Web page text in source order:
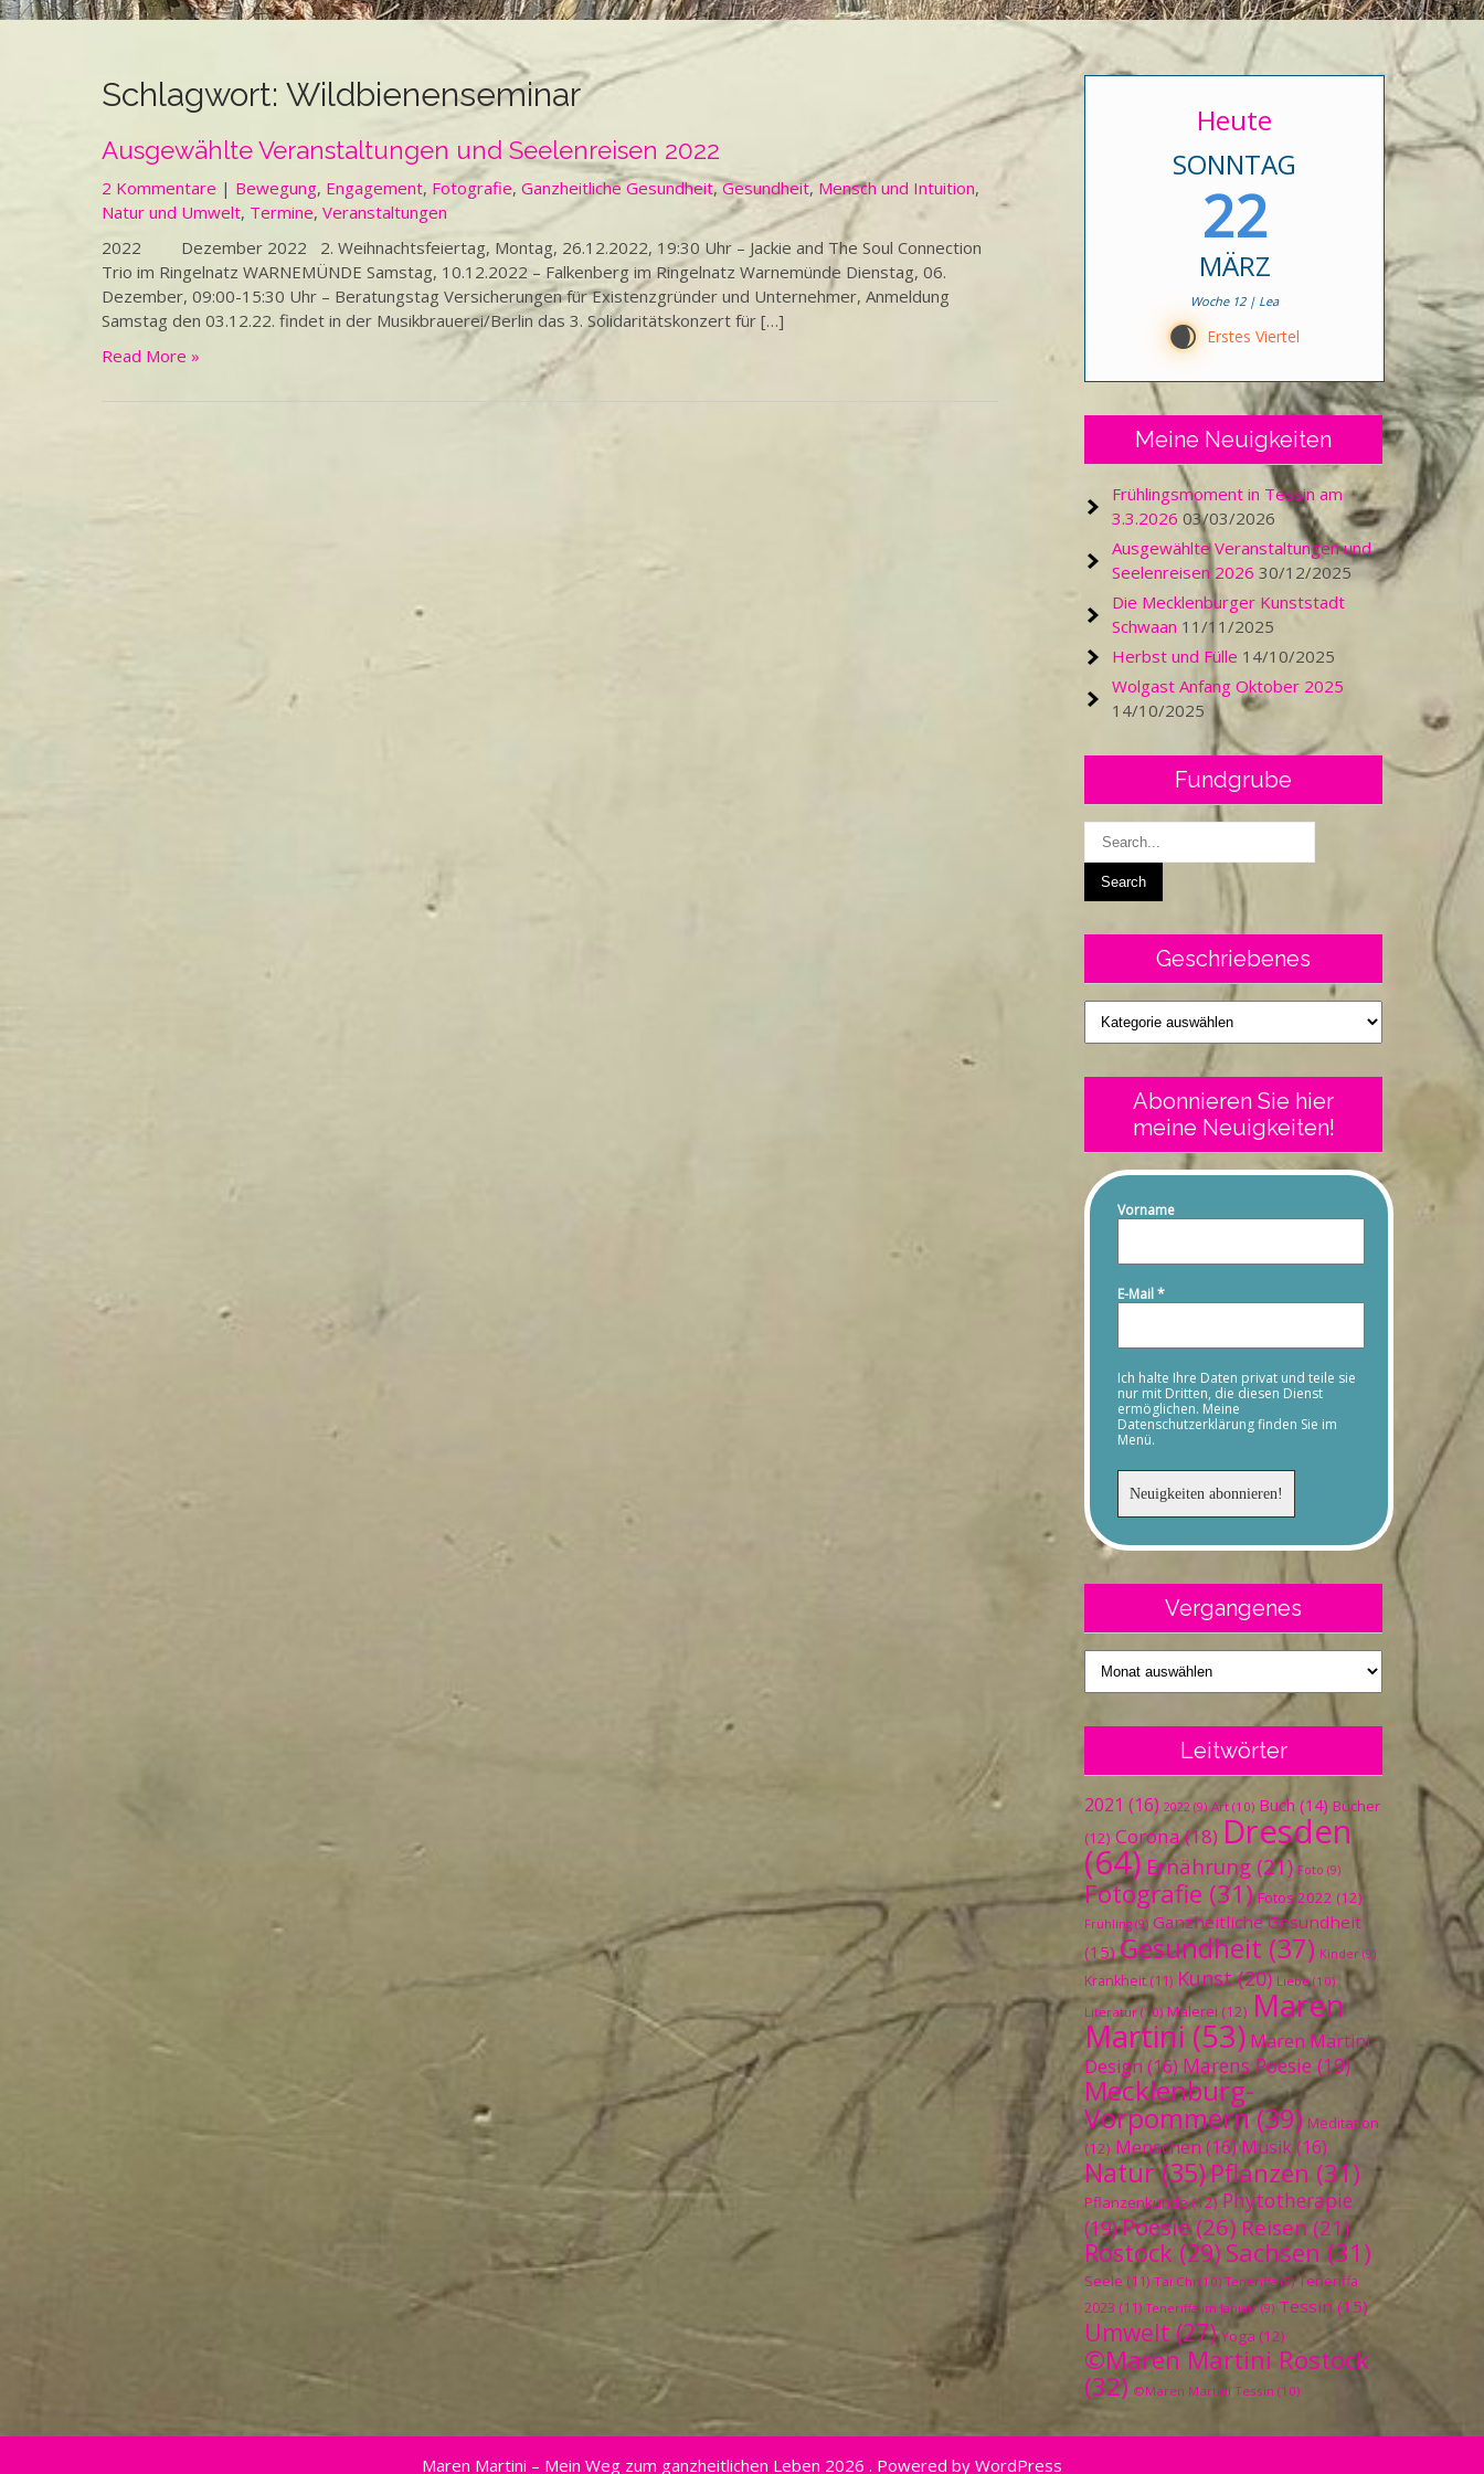
Schlagwort: Wildbienenseminar
Ausgewählte Veranstaltungen und Seelenreisen 2022
2 Kommentare | Bewegung, Engagement, Fotografie, Ganzheitliche Gesundheit,Gesundheit, Mensch und Intuition,
Natur und Umwelt, Termine, Veranstaltungen
2022 Dezember 2022 2. Weihnachtsfeiertag, Montag, 26.12.2022, 19:30 Uhr – Jackie and The Soul Connection
Trio im Ringelnatz WARNEMÜNDE Samstag, 10.12.2022 – Falkenberg im Ringelnatz Warnemünde Dienstag, 06.
Dezember, 09:00-15:30 Uhr – Beratungstag Versicherungen für Existenzgründer und Unternehmer, Anmeldung
Samstag den 03.12.22. findet in der Musikbrauerei/Berlin das 3. Solidaritätskonzert für […]
Read More »
Heute
SONNTAG
22
MÄRZ
Woche 12 | Lea
D Erstes Viertel
Meine Neuigkeiten
Frühlingsmoment in Tessin am
3.3.2026 03/03/2026
Ausgewählte Veranstaltungen und
Seelenreisen 2026 30/12/2025
Die Mecklenburger Kunststadt
Schwaan 11/11/2025
Herbst und Fülle 14/10/2025
Wolgast Anfang Oktober 2025
14/10/2025
Fundgrube
Geschriebenes
Geschriebenes
Abonnieren Sie hier
meine Neuigkeiten!
Vorname
E-Mail*
Ich halte Ihre Daten privat und teile sie
nur mit Dritten, die diesen Dienst
ermöglichen. Meine
Datenschutzerklärung finden Sie im
Menü.
Vergangenes
Vergangenes
Leitwörter
2021 (16) 2022 (9) Art (10) Buch (14) Bücher
(12) Corona(18) Dresden
(64) Ernährung (21) Foto (9)
Fotografie (31) Fotos 2022 (12)
Frühling (9) Ganzheitliche Gesundheit
(15) Gesundheit (37) Kinder (9)
Krankheit (11) Kunst(20) Liebe(10)
Literatur (10) Malerei (12) Maren
Martini(53) Maren Martini
Design (16) Marens Poesie (19)
Mecklenburg-
Vorpommern(39) Meditation
(12) Menschen (16) Musik(16)
Natur(35)Pflanzen (31)
Pflanzenkunde(12) Phytotherapie
(19)Poesie(26) Reisen(21)
Rostock (29) Sachsen (31)
Seele (11) Tai Chi (10) Teneriffa (9) Teneriffa
2023 (11) Teneriffa im Januar(9) Tessin (15)
Umwelt (27) Yoga (12)
©Maren Martini Rostock
(32) ©Maren Martini Tessin (10)
Maren Martini – Mein Weg zum ganzheitlichen Leben 2026 . Powered by WordPress